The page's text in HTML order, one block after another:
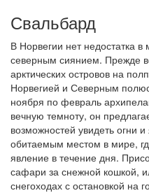
Свальбард
В Норвегии нет недостатка
северным сиянием. Прежде
арктических островов на
Норвегией и Северным
ноября по февраль
вечную темноту, он
возможностей увидеть огни
обитаемым местом в мире,
явление в течение дня.
сафари за снежной кошкой,
снегоходах с остановкой на